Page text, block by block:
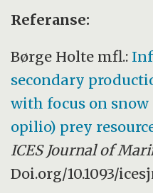
Referanse:
Børge Holte mfl.:
secondary
with focus on snow
opilio) prey
ICES Journal of
Doi.org/10.1093/